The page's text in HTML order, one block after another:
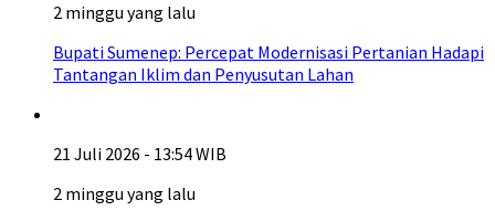
2 minggu yang lalu
Bupati Sumenep: Percepat Modernisasi Pertanian Hadapi
Tantangan Iklim dan Penyusutan Lahan
21 Juli 2026 - 13:54 WIB
2 minggu yang lalu